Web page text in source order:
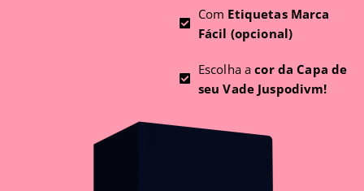
Com Etiquetas Marca
Fácil (opcional)
Escolha acor da Capa de
seu Vade Juspodivm!